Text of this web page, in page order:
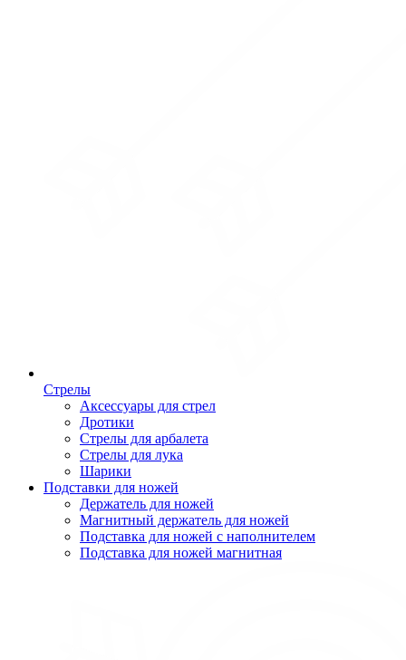
Стрелы
Аксессуары для стрел
Дротики
Стрелы для арбалета
Стрелы для лука
Шарики
Подставки для ножей
Держатель для ножей
Магнитный держатель для ножей
Подставка для ножей с наполнителем
Подставка для ножей магнитная